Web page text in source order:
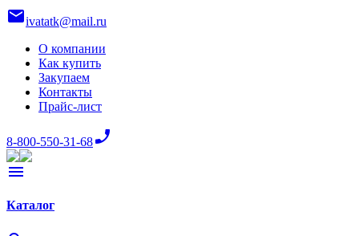
mailivatatk@mail.ru
О компании
Как купить
Закупаем
Контакты
Прайс-лист
8-800-550-31-68phone_enabled
menu
Каталог